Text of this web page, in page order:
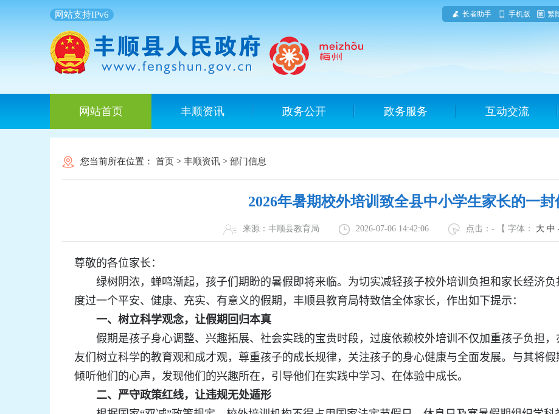
网站支持IPv6 长者助手 手机版 繁
网站首页 丰顺资讯 政务公开 政务服务 互动交流
您当前所在位置： 首页 > 丰顺资讯 > 部门信息
2026年暑期校外培训致全县中小学生家长的一封
来源：丰顺县教育局 2026-07-06 14:42:06 点击： - 【 字体： 大 中
尊敬的各位家长：
绿树阴浓，蝉鸣渐起，孩子们期盼的暑假即将来临。为切实减轻孩子校外培训负担和家长经济负
度过一个平安、健康、充实、有意义的假期，丰顺县教育局特致信全体家长，作出如下提示：
一、树立科学观念，让假期回归本真
假期是孩子身心调整、兴趣拓展、社会实践的宝贵时段，过度依赖校外培训不仅加重孩子负担，
友们树立科学的教育观和成才观，尊重孩子的成长规律，关注孩子的身心健康与全面发展。与其将假
倾听他们的心声，发现他们的兴趣所在，引导他们在实践中学习、在体验中成长。
二、严守政策红线，让违规无处遁形